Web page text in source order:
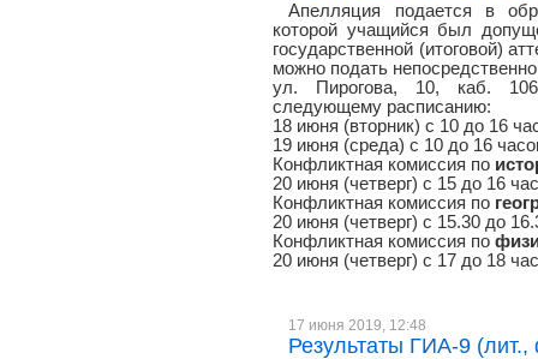
Апелляция подается в
которой учащийся был
государственной (итоговой)
можно подать
ул. Пирогова, 10, каб.
следующему расписанию:
18 июня (вторник) с 10 до 16
19 июня (среда) с 10 до 16
Конфликтная комиссия по
20 июня (четверг) с 15 до 16
Конфликтная комиссия по
20 июня (четверг) с 15.30 до
Конфликтная комиссия по
20 июня (четверг) с 17 до 18
17 июня 2019, 12:48
Результаты ГИА-9